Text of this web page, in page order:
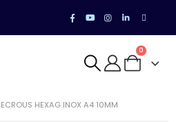
0
ECROUS HEXAG INOX A4 10MM